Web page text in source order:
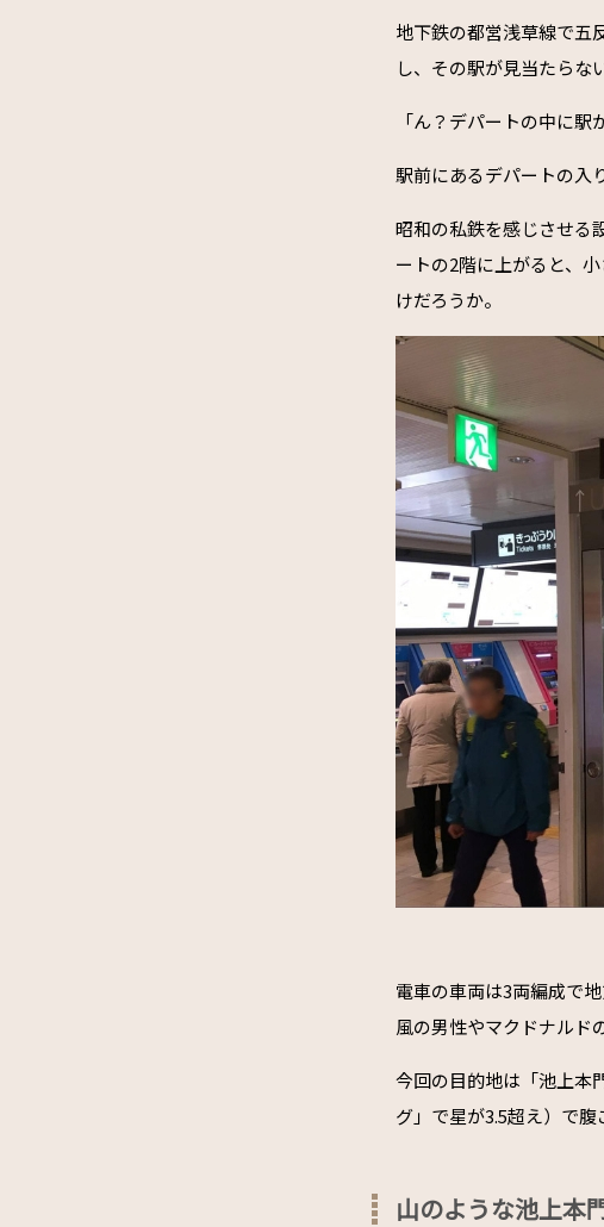
地下鉄の都営浅草線で五
し、その駅が見当たらな
「ん？デパートの中に駅
駅前にあるデパートの入
昭和の私鉄を感じさせる
ートの2階に上がると、
けだろうか。
電車の車両は3両編成で
風の男性やマクドナルド
今回の目的地は「池上本
グ」で星が3.5超え）で腹
山のような池上本